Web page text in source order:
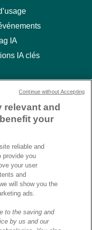
IA
IA clés
relevant and
your
reliable and
provide you
your user
and
will show you the
ads.
to the saving and
by us and our
Continue without Accepting